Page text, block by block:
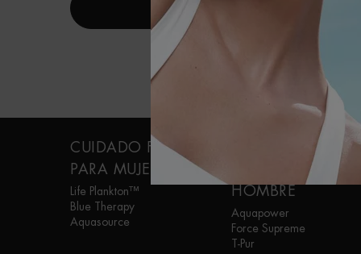
DESCUBRE
CUIDADO FACIAL
PARA MUJER
Life Plankton™
Blue Therapy
Aquasource
PERSONAL PARA
HOMBRE
Aquapower
Force Supreme
T-Pur